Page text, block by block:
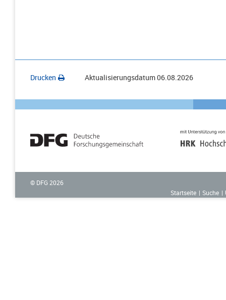
Drucken Aktualisierungsdatum06.08.2026
© DFG 2026
Startseite
Suche